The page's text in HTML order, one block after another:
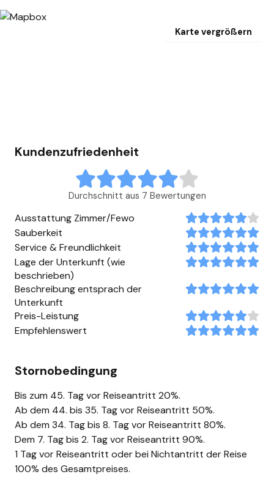
Karte vergrößern
Kundenzufriedenheit
Durchschnitt aus 7 Bewertungen
Ausstattung Zimmer/Fewo
Sauberkeit
Service & Freundlichkeit
Lage der Unterkunft (wie
beschrieben)
Beschreibung entsprach der
Unterkunft
Preis-Leistung
Empfehlenswert
Stornobedingung
Bis zum 45. Tag vor Reiseantritt 20%.
Ab dem 44. bis 35. Tag vor Reiseantritt 50%.
Ab dem 34. Tag bis 8. Tag vor Reiseantritt 80%.
Dem 7. Tag bis 2. Tag vor Reiseantritt 90%.
1 Tag vor Reiseantritt oder bei Nichtantritt der Reise
100% des Gesamtpreises.